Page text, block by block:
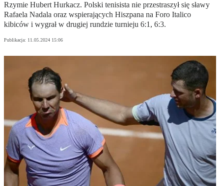
Rzymie Hubert Hurkacz. Polski tenisista nie przestraszył się sławy
Rafaela Nadala oraz wspierających Hiszpana na Foro Italico
kibiców i wygrał w drugiej rundzie turnieju 6:1, 6:3.
Publikacja: 11.05.2024 15:06